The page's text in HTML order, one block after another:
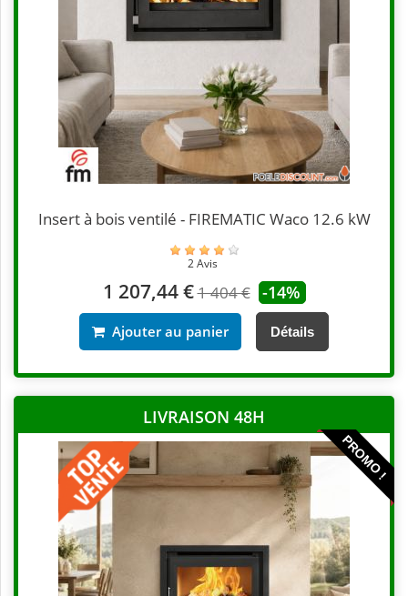
Insert à bois ventilé - FIREMATIC Waco 12.6 kW
2 Avis
1 207,44 €1 404 € -14%
Ajouter au panier Détails
LIVRAISON 48H
PROMO !